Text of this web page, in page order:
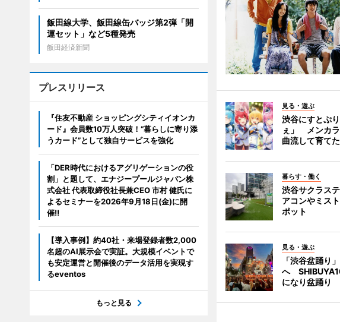
見る・遊ぶ
渋谷にすとぷ
ぇ」 メンカ
曲流して育て
暮らす・働く
渋谷サクラス
アコンやミス
ポット
見る・遊ぶ
「渋谷盆踊り
へ
になり盆踊り
飯田線大学、飯田線缶バッジ第2弾「開
運セット」など5種発売
飯田経済新聞
プレスリリース
『住友不動産 ショッピングシティイオンカ
ード』会員数10万人突破！“暮らしに寄り添
うカード”として独自サービスを強化
「DER時代におけるアグリゲーションの役
割」と題して、エナジープールジャパン株
式会社 代表取締役社長兼CEO 市村 健氏に
よるセミナーを2026年9月18日(金)に開
催!!
【導入事例】約40社・来場登録者数2,000
名超のAI展示会で実証。大規模イベントで
も安定運営と開催後のデータ活用を実現す
るeventos
もっと見る